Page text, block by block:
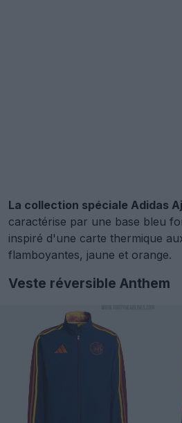
La collection spéciale Adidas
caractérise par une base bleu
inspiré d'une carte thermique
flamboyantes, jaune et orange.
Veste réversible Anthem